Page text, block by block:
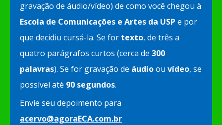
gravação de áudio/vídeo) de como você chegou à
Escola de Comunicações e Artes da USP e por
que decidiu cursá-la. Se for texto, de três a
quatro parágrafos curtos (cerca de 300
palavras). Se for gravação de áudioou vídeo, se
possível até 90 segundos.
Envie seu depoimento para
acervo@agoraECA.com.br